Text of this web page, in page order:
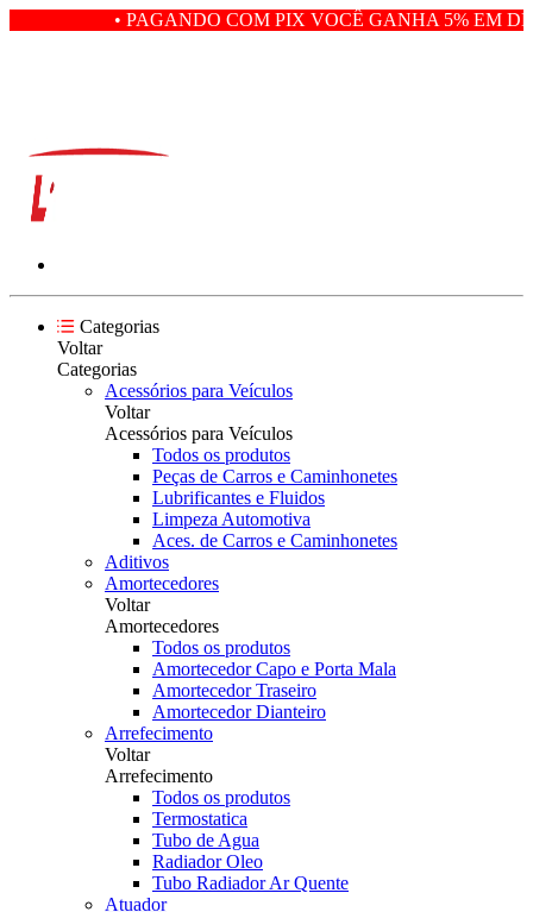
• PAGANDO COM PIX VOCÊ GANHA 5% EM
Categorias
Voltar
Categorias
Acessórios para Veículos
Voltar
Acessórios para Veículos
Todos os produtos
Peças de Carros e Caminhonetes
Lubrificantes e Fluidos
Limpeza Automotiva
Aces. de Carros e Caminhonetes
Aditivos
Amortecedores
Voltar
Amortecedores
Todos os produtos
Amortecedor Capo e Porta Mala
Amortecedor Traseiro
Amortecedor Dianteiro
Arrefecimento
Voltar
Arrefecimento
Todos os produtos
Termostatica
Tubo de Agua
Radiador Oleo
Tubo Radiador Ar Quente
Atuador